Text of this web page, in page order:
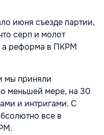
июня съезде партии,
серп и молот
а реформа в ПКРМ
мы приняли
меньшей мере, на 30
и интригами. С
все в